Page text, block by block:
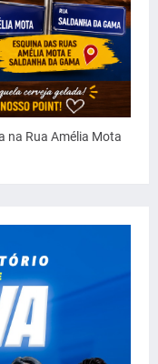
na Rua Amélia Mota